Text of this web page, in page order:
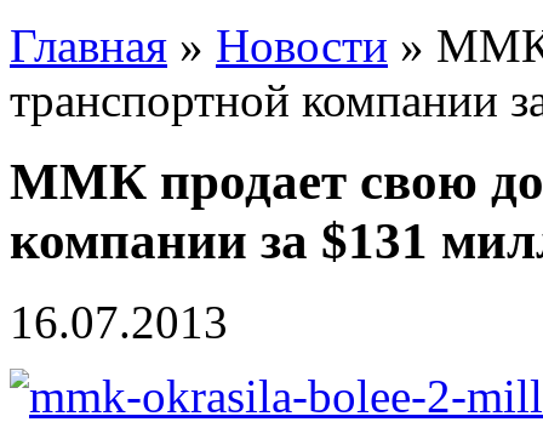
Главная » Новости » ММК
транспортной компании
ММК продает свою
компании за $131
16.07.2013